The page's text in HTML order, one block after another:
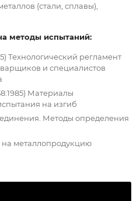
(стали, сплавы),
методы испытаний:
Технологический регламент
и специалистов
Материалы
на изгиб
Методы определения
металлопродукцию